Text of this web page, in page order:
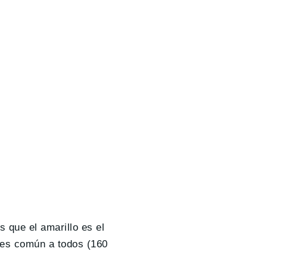
que el amarillo es el
común a todos (160